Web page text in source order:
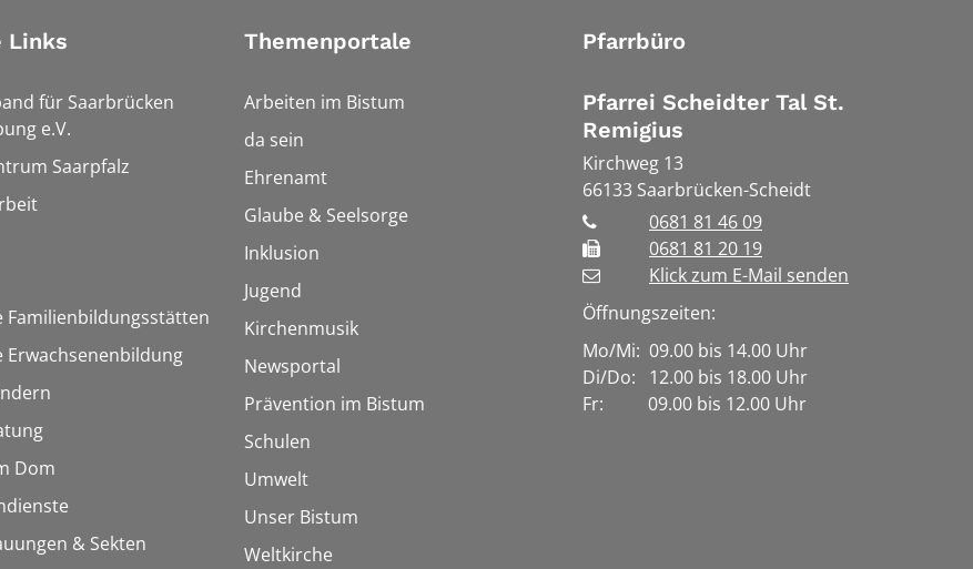
Links
für Saarbrücken
e.V.
Saarpfalz
Familienbildungsstätten
Erwachsenenbildung
Dom
& Sekten
Themenportale
Arbeiten im Bistum
da sein
Ehrenamt
Glaube & Seelsorge
Inklusion
Jugend
Kirchenmusik
Newsportal
Prävention im Bistum
Schulen
Umwelt
Unser Bistum
Weltkirche
Pfarrbüro
Pfarrei Scheidter Tal St.
Remigius
Kirchweg 13
66133 Saarbrücken-Scheidt
0681 81 46 09
0681 81 20 19
Klick zum E-Mail senden
Öffnungszeiten:
Mo/Mi: 09.00 bis 14.00 Uhr
Di/Do: 12.00 bis 18.00 Uhr
Fr: 09.00 bis 12.00 Uhr